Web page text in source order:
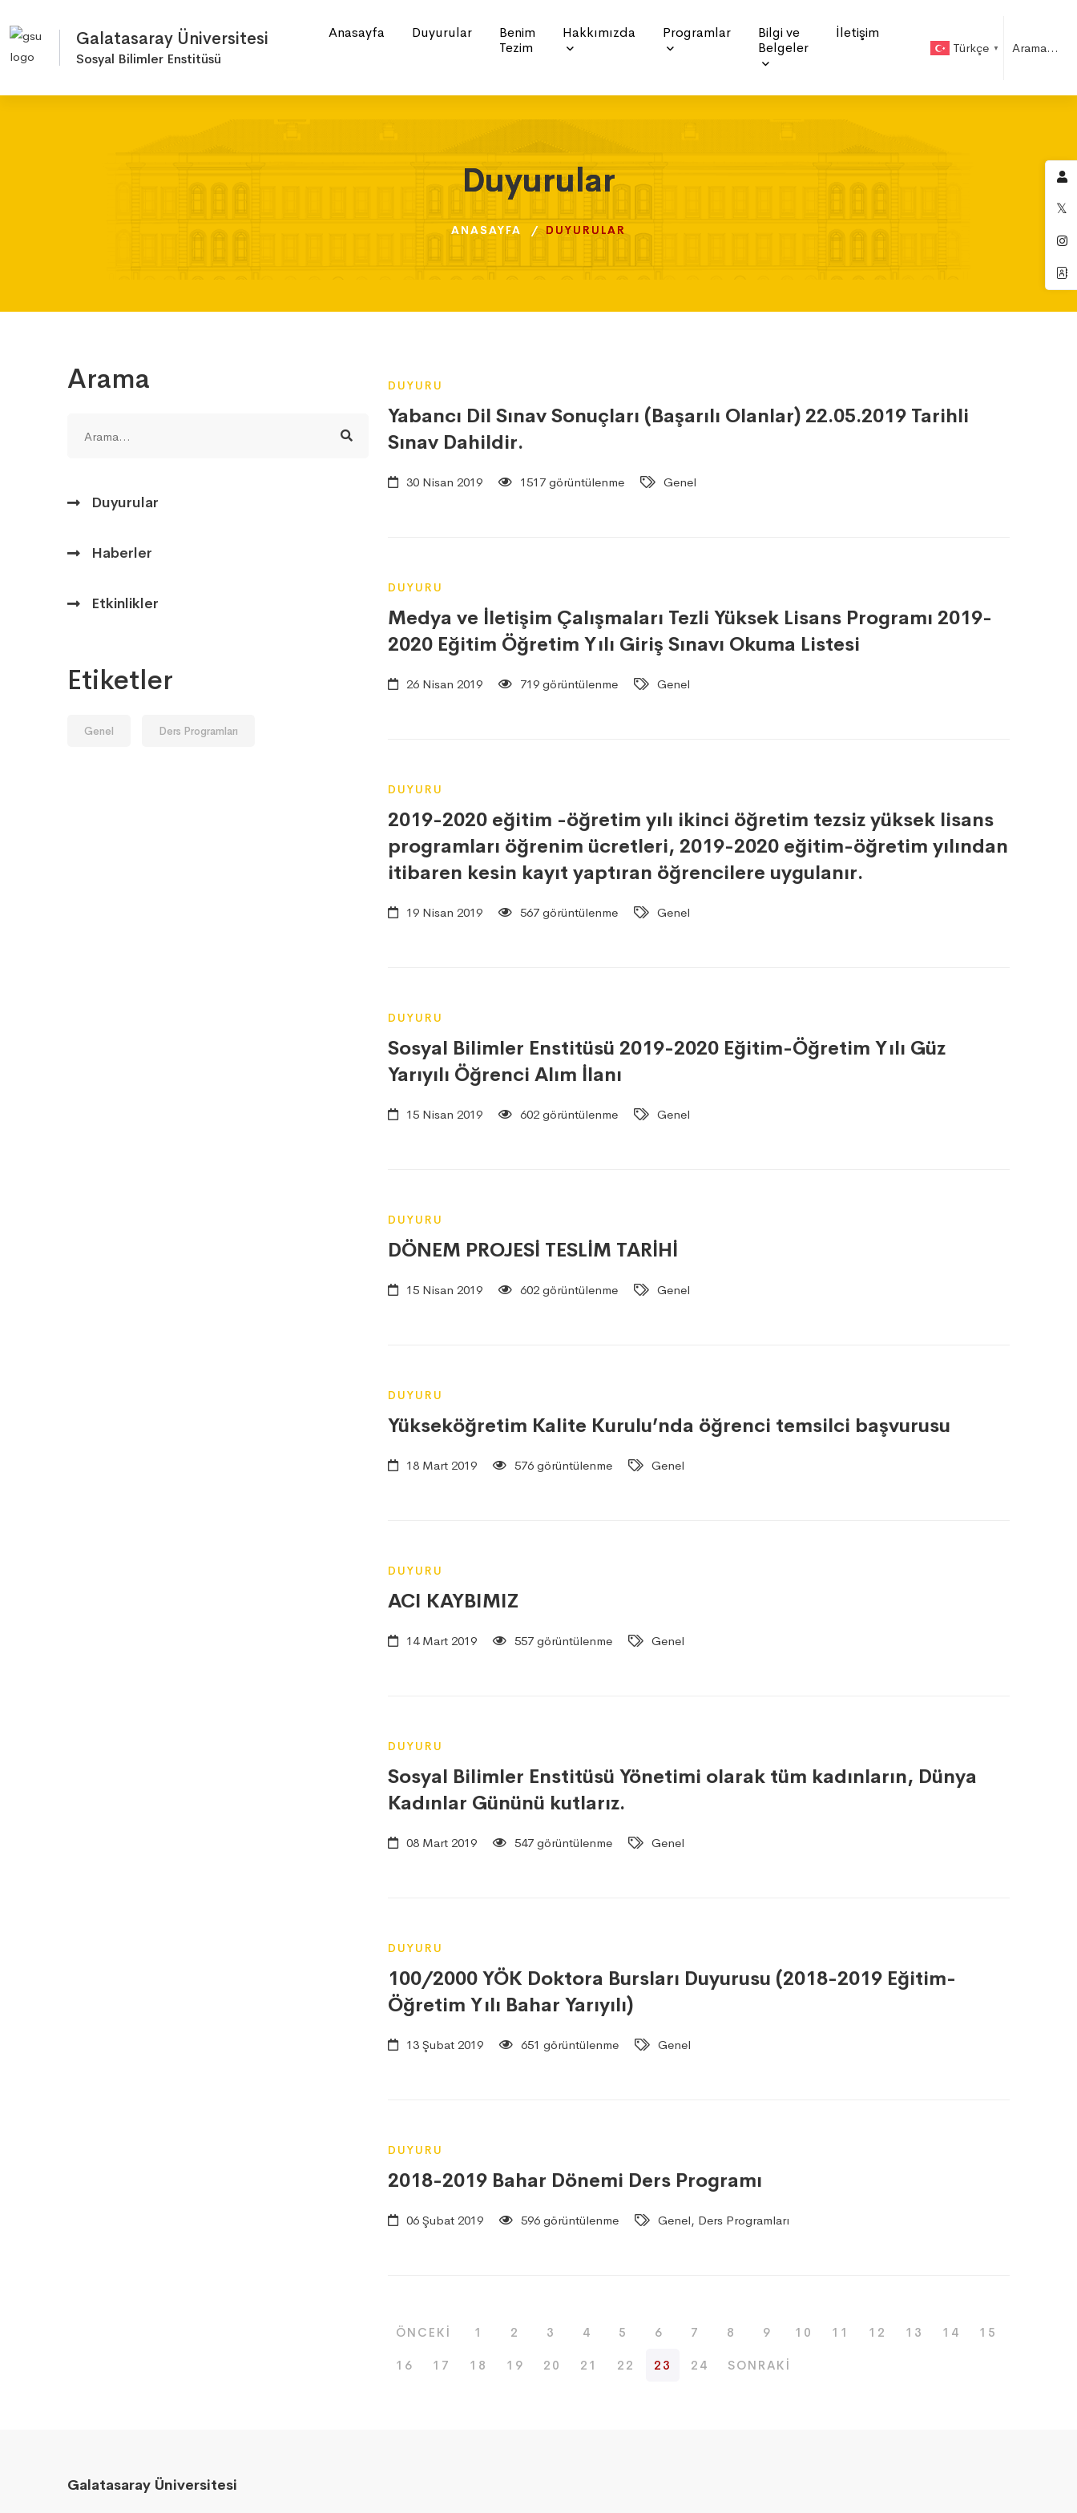
Galatasaray Üniversitesi
Sosyal Bilimler Enstitüsü
Anasayfa Duyurular
Benim
Tezim
Hakkımızda Programlar
Bilgi ve
Belgeler
İletişim
Türkçe ▼
Duyurular
ANASAYFA DUYURULAR
Duyurular
ANASAYFA DUYURULAR
Duyurular
ANASAYFA DUYURULAR
Arama
Duyurular
Haberler
Etkinlikler
Etiketler
Genel Ders Programları
DUYURU
Yabancı Dil Sınav Sonuçları (Başarılı Olanlar) 22.05.2019 Tarihli
Sınav Dahildir.
30 Nisan 2019 1517 görüntülenme Genel
DUYURU
Medya ve İletişim Çalışmaları Tezli Yüksek Lisans Programı 2019-
2020 Eğitim Öğretim Yılı Giriş Sınavı Okuma Listesi
26 Nisan 2019 719 görüntülenme Genel
DUYURU
2019-2020 eğitim -öğretim yılı ikinci öğretim tezsiz yüksek lisans
programları öğrenim ücretleri, 2019-2020 eğitim-öğretim yılından
itibaren kesin kayıt yaptıran öğrencilere uygulanır.
19 Nisan 2019 567 görüntülenme Genel
DUYURU
Sosyal Bilimler Enstitüsü 2019-2020 Eğitim-Öğretim Yılı Güz
Yarıyılı Öğrenci Alım İlanı
15 Nisan 2019 602 görüntülenme Genel
DUYURU
DÖNEM PROJESİ TESLİM TARİHİ
15 Nisan 2019 602 görüntülenme Genel
DUYURU
Yükseköğretim Kalite Kurulu’nda öğrenci temsilci başvurusu
18 Mart 2019 576 görüntülenme Genel
DUYURU
ACI KAYBIMIZ
14 Mart 2019 557 görüntülenme Genel
DUYURU
Sosyal Bilimler Enstitüsü Yönetimi olarak tüm kadınların, Dünya
Kadınlar Gününü kutlarız.
08 Mart 2019 547 görüntülenme Genel
DUYURU
100/2000 YÖK Doktora Bursları Duyurusu (2018-2019 Eğitim-
Öğretim Yılı Bahar Yarıyılı)
13 Şubat 2019 651 görüntülenme Genel
DUYURU
2018-2019 Bahar Dönemi Ders Programı
06 Şubat 2019 596 görüntülenme Genel, Ders Programları
ÖNCEKI 1 2 3 4 5 6 7 8 9 10 11 12 13 14 15
16 17 18 19 20 21 22 23 24 SONRAKI
Galatasaray Üniversitesi